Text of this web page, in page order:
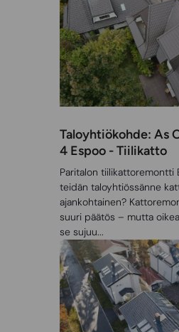
Taloyhtiökohde: As
4 Espoo - Tiilikatto
Paritalon tiilikattoremontti
teidän taloyhtiössänne
ajankohtainen?
suuri päätös – mutta
se sujuu...